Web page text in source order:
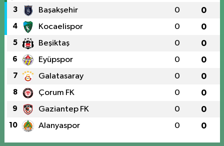
3 Başakşehir 0 0
4 Kocaelispor 0 0
5 Beşiktaş 0 0
6 Eyüpspor 0 0
7 Galatasaray 0 0
8 Çorum FK 0 0
9 Gaziantep FK 0 0
10 Alanyaspor 0 0